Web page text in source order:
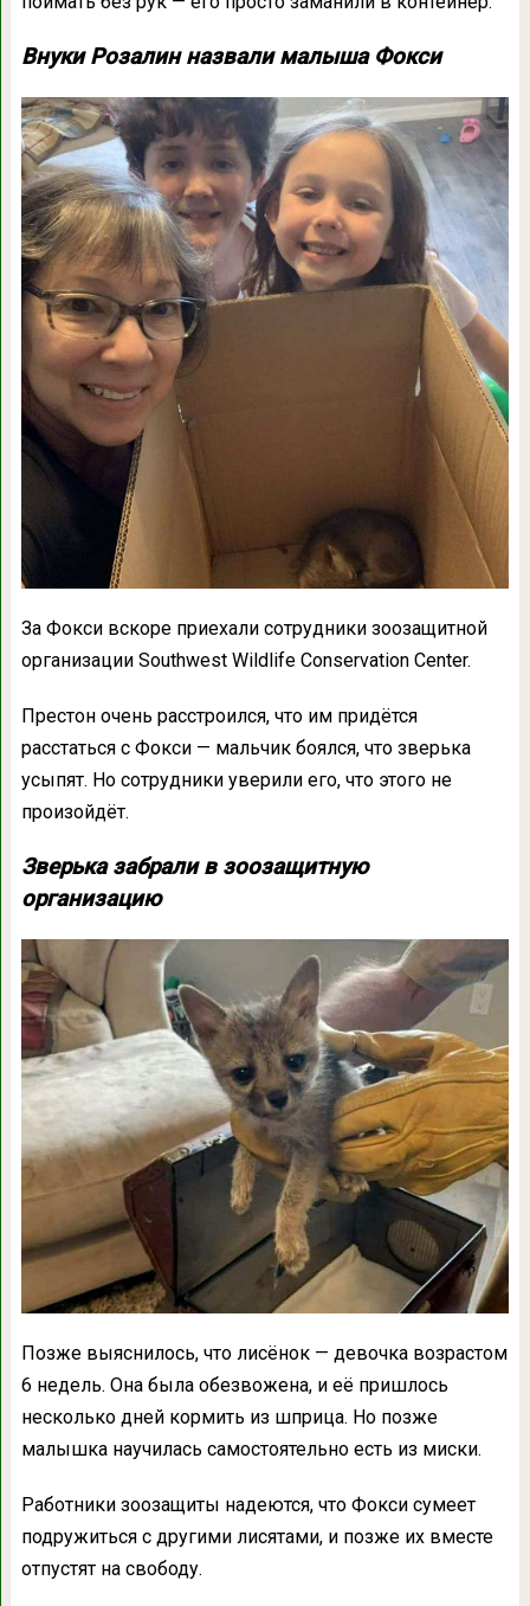
Внуки Розалин назвали малыша Фокси
За Фокси вскоре приехали сотрудники зоозащитной
организации Southwest Wildlife Conservation Center.
Престон очень расстроился, что им придётся
расстаться с Фокси — мальчик боялся, что зверька
усыпят. Но сотрудники уверили его, что этого не
произойдёт.
Зверька забрали в зоозащитную
организацию
Позже выяснилось, что лисёнок — девочка возрастом
6 недель. Она была обезвожена, и её пришлось
несколько дней кормить из шприца. Но позже
малышка научилась самостоятельно есть из миски.
Работники зоозащиты надеются, что Фокси сумеет
подружиться с другими лисятами, и позже их вместе
отпустят на свободу.